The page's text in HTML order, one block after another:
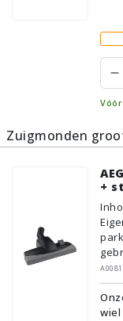
Zuigmonden
+